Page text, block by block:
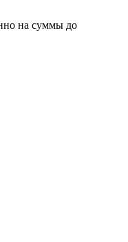
на суммы до